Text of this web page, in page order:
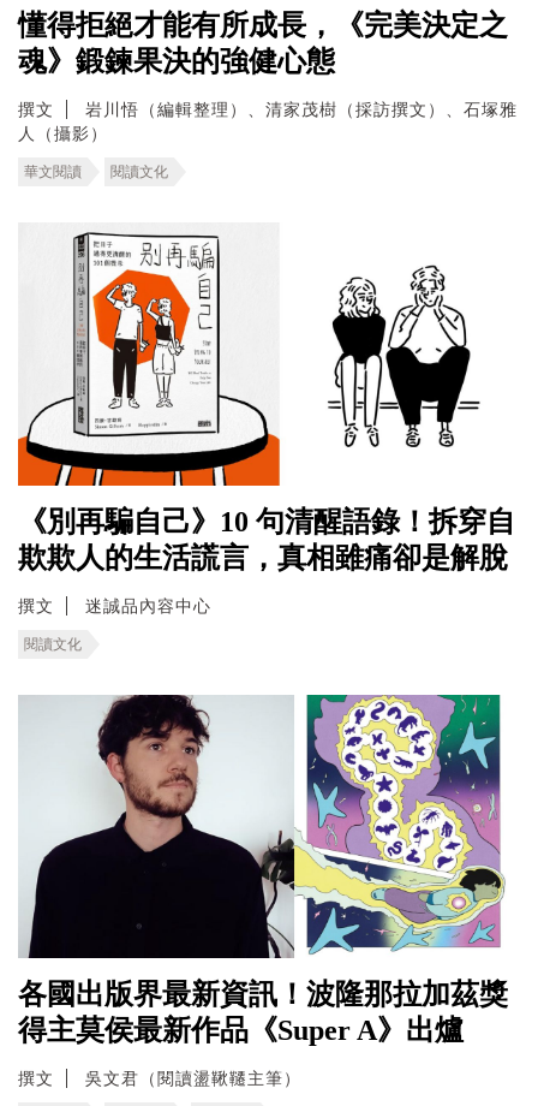
懂得拒絕才能有所成長，《完美決定之
魂》鍛鍊果決的強健心態
撰文
岩川悟（編輯整理）、清家茂樹（採訪撰文）、石塚雅
人（攝影）
華文閱讀 閱讀文化
《別再騙自己》10 句清醒語錄！拆穿自
欺欺人的生活謊言，真相雖痛卻是解脫
撰文 迷誠品內容中心
閱讀文化
各國出版界最新資訊！波隆那拉加茲獎
得主莫侯最新作品《Super A》出爐
撰文 吳文君（閱讀盪鞦韆主筆）